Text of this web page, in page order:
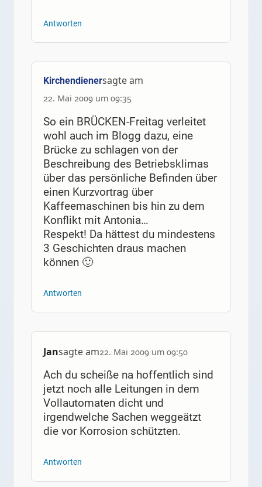
Antworten
Kirchendienersagte am
22. Mai 2009 um 09:35
So ein BRÜCKEN-Freitag verleitet
wohl auch im Blogg dazu, eine
Brücke zu schlagen von der
Beschreibung des Betriebsklimas
über das persönliche Befinden über
einen Kurzvortrag über
Kaffeemaschinen bis hin zu dem
Konflikt mit Antonia…
Respekt! Da hättest du mindestens
3 Geschichten draus machen
können 🙂
Antworten
Jansagte am22. Mai 2009 um 09:50
Ach du scheiße na hoffentlich sind
jetzt noch alle Leitungen in dem
Vollautomaten dicht und
irgendwelche Sachen weggeätzt
die vor Korrosion schützten.
Antworten